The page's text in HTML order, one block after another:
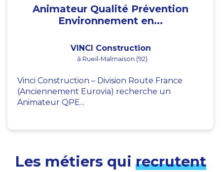
Animateur Qualité Prévention
Environnement en...
VINCI Construction
à Rueil-Malmaison (92)
Vinci Construction – Division Route France
(Anciennement Eurovia) recherche un
Animateur QPE...
Les métiers qui recrutent